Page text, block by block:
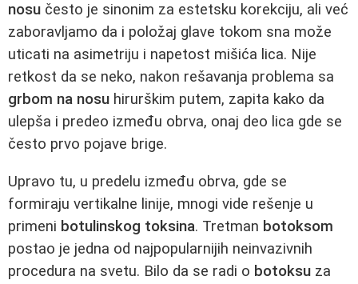
nosu često je sinonim za estetsku korekciju, ali već
zaboravljamo da i položaj glave tokom sna može
uticati na asimetriju i napetost mišića lica. Nije
retkost da se neko, nakon rešavanja problema sa
grbom na nosu hirurškim putem, zapita kako da
ulepša i predeo između obrva, onaj deo lica gde se
često prvo pojave brige.
Upravo tu, u predelu između obrva, gde se
formiraju vertikalne linije, mnogi vide rešenje u
primeni botulinskog toksina. Tretman botoksom
postao je jedna od najpopularnijih neinvazivnih
procedura na svetu. Bilo da se radi o botoksu za